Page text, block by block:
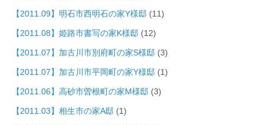
【2011.09】明石市西明石の家Y様邸 (11)
【2011.08】姫路市書写の家K様邸 (12)
【2011.07】加古川市別府町の家S様邸 (3)
【2011.07】加古川市平岡町の家Y様邸 (1)
【2011.06】高砂市曽根町の家M様邸 (3)
【2011.03】相生市の家A邸 (1)